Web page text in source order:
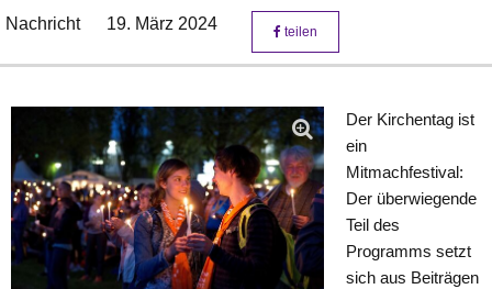
Nachricht 19. März 2024 teilen
Der Kirchentag ist
ein
Mitmachfestival:
Der überwiegende
Teil des
Programms setzt
sich aus Beiträgen